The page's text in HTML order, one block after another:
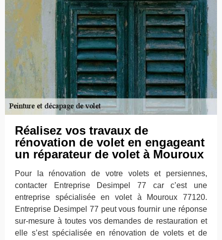
Réalisez vos travaux de
rénovation de volet en engageant
un réparateur de volet à Mouroux
Pour la rénovation de votre volets et persiennes,
contacter Entreprise Desimpel 77 car c’est une
entreprise spécialisée en volet à Mouroux 77120.
Entreprise Desimpel 77 peut vous fournir une réponse
sur-mesure à toutes vos demandes de restauration et
elle s’est spécialisée en rénovation de volets et de